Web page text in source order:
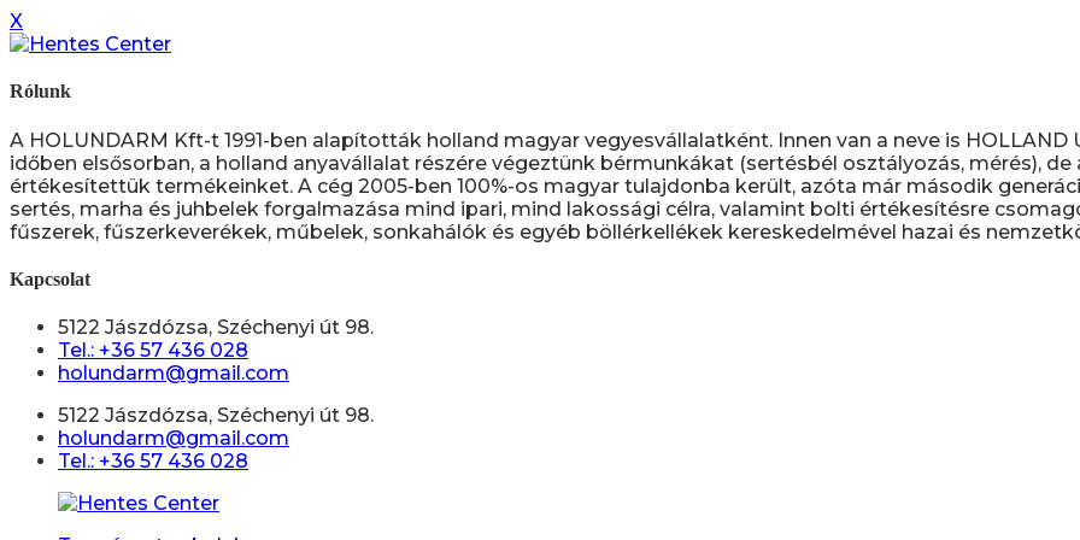
X
Rólunk
A HOLUNDARM Kft-t 1991-ben alapították holland magyar vegyesvállalatként. Innen van a neve is HOLLAND
időben elsősorban, a holland anyavállalat részére végeztünk bérmunkákat (sertésbél osztályozás, mérés),
értékesítettük termékeinket. A cég 2005-ben 100%-os magyar tulajdonba került, azóta már második
sertés, marha és juhbelek forgalmazása mind ipari, mind lakossági célra, valamint bolti értékesítésre
fűszerek, fűszerkeverékek, műbelek, sonkahálók és egyéb böllérkellékek kereskedelmével hazai és
Kapcsolat
5122 Jászdózsa, Széchenyi út 98.
Tel.: +36 57 436 028
holundarm@gmail.com
5122 Jászdózsa, Széchenyi út 98.
holundarm@gmail.com
Tel.: +36 57 436 028